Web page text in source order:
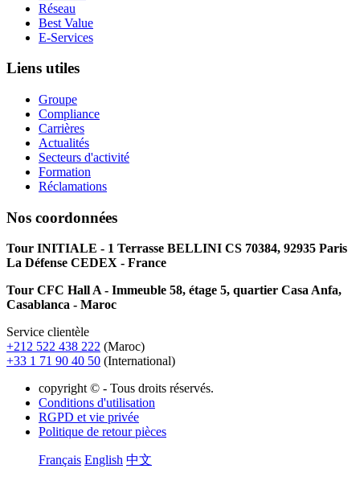
Réseau
Best Value
E-Services
Liens utiles
Groupe
Compliance
Carrières
Actualités
Secteurs d'activité
Formation
Réclamations
Nos coordonnées
Tour INITIALE - 1 Terrasse BELLINI CS 70384, 92935 Paris
La Défense CEDEX - France
Tour CFC Hall A - Immeuble 58, étage 5, quartier Casa Anfa,
Casablanca - Maroc
Service clientèle
+212 522 438 222 (Maroc)
+33 1 71 90 40 50 (International)
copyright © - Tous droits réservés.
Conditions d'utilisation
RGPD et vie privée
Politique de retour pièces
Français English 中文